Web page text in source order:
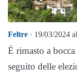
Feltre · 19/03/2024
È rimasto a
seguito delle